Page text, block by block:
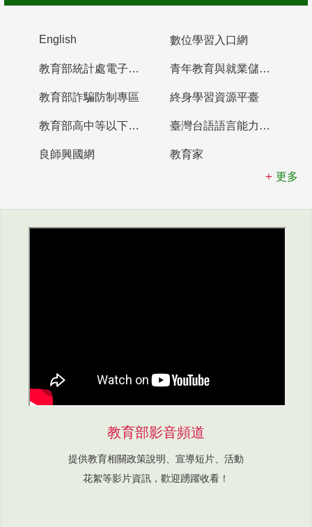
English 數位學習入口網
教育部統計處電子書櫃 青年教育與就業儲蓄帳戶
教育部詐騙防制專區 終身學習資源平臺
教育部高中等以下學校及幼兒園教師資格檢定考試 臺灣台語語言能力認證網站
良師興國網
教育家
更多
教育部影音頻道
提供教育相關政策說明、宣導短片、活動
花絮等影片資訊，歡迎踴躍收看！